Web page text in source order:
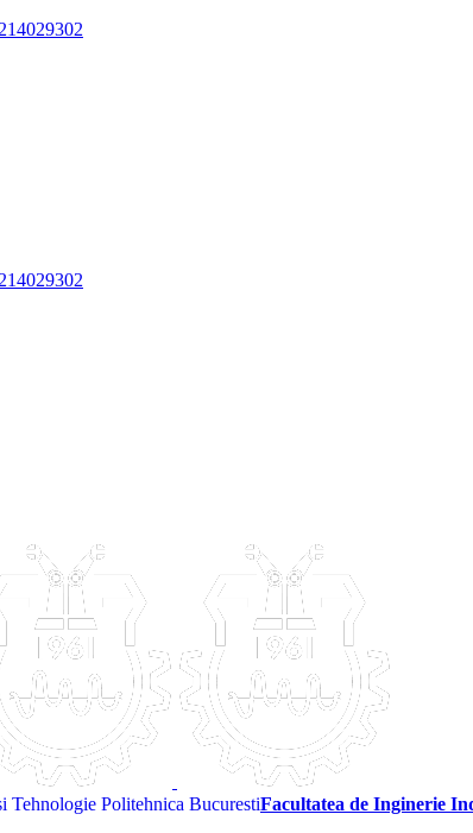
Tehnologie Politehnica BucurestiFacultatea de Inginerie